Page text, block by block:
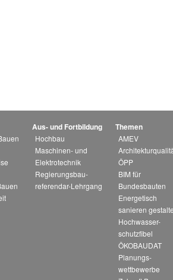
Aus- und Fortbildung
Hochbau
Maschinen- und
Elektrotechnik
Regierungsbau-
referendar-Lehrgang
Themen
AMEV
ÖPP
BIM für
Bundesbauten
Energetisch
sanieren
Hochwasser-
schutzfibel
ÖKOBAUDAT
Planungs-
wettbewerbe